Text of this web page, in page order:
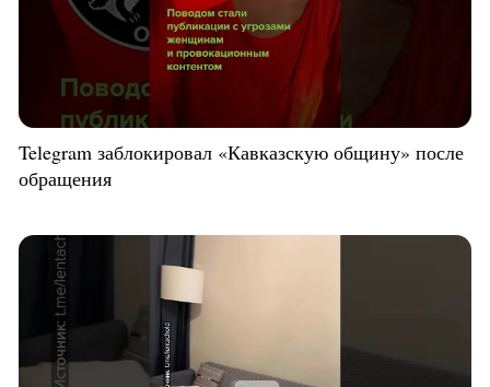
Telegram заблокировал «Кавказскую общину» после
обращения